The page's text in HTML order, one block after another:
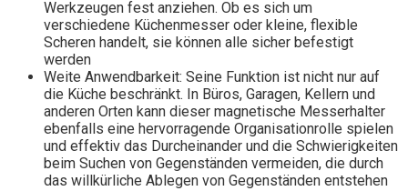
Werkzeugen fest anziehen. Ob es sich um
verschiedene Küchenmesser oder kleine, flexible
Scheren handelt, sie können alle sicher befestigt
werden
Weite Anwendbarkeit: Seine Funktion ist nicht nur auf
die Küche beschränkt. In Büros, Garagen, Kellern und
anderen Orten kann dieser magnetische Messerhalter
ebenfalls eine hervorragende Organisationrolle spielen
und effektiv das Durcheinander und die Schwierigkeiten
beim Suchen von Gegenständen vermeiden, die durch
das willkürliche Ablegen von Gegenständen entstehen